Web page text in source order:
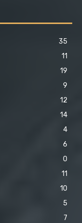
35
11
19
9
12
14
4
6
0
11
10
5
7